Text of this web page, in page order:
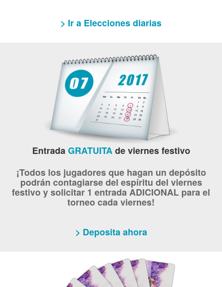
> Ir a Elecciones diarias
EntradaGRATUITAde viernes festivo
¡Todos los jugadores que hagan un depósito
podrán contagiarse del espíritu del viernes
festivo y solicitar 1 entrada ADICIONAL para el
torneo cada viernes!
> Deposita ahora